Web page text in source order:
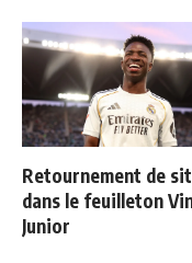
Retournement de
dans le feuilleton
Junior